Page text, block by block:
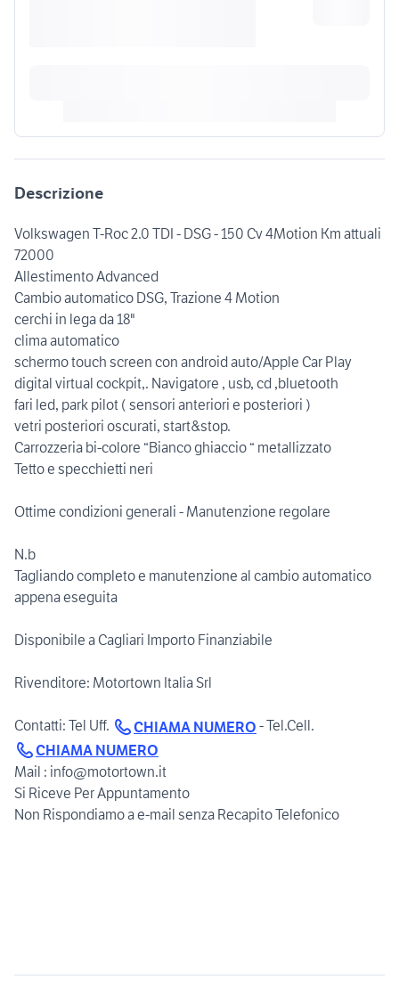
Descrizione
Volkswagen T-Roc 2.0 TDI - DSG - 150 Cv 4Motion Km attuali
72000
Allestimento Advanced
Cambio automatico DSG, Trazione 4 Motion
cerchi in lega da 18"
clima automatico
schermo touch screen con android auto/Apple Car Play
digital virtual cockpit,. Navigatore , usb, cd ,bluetooth
fari led, park pilot ( sensori anteriori e posteriori )
vetri posteriori oscurati, start&stop.
Carrozzeria bi-colore “Bianco ghiaccio “ metallizzato
Tetto e specchietti neri
Ottime condizioni generali - Manutenzione regolare
N.b
Tagliando completo e manutenzione al cambio automatico
appena eseguita
Disponibile a Cagliari Importo Finanziabile
Rivenditore: Motortown Italia Srl
Contatti: Tel Uff. CHIAMA NUMERO - Tel.Cell.
CHIAMA NUMERO
Mail : info@motortown.it
Si Riceve Per Appuntamento
Non Rispondiamo a e-mail senza Recapito Telefonico